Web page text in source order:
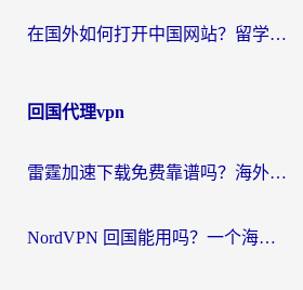
在国外如何打开中国网站？留学生与海外华人的无缝访问指南
回国代理vpn
雷霆加速下载免费靠谱吗？海外党选回国加速器的避坑指南（附热门工具对比）
NordVPN 回国能用吗？一个海外用户必须面对的真实困境